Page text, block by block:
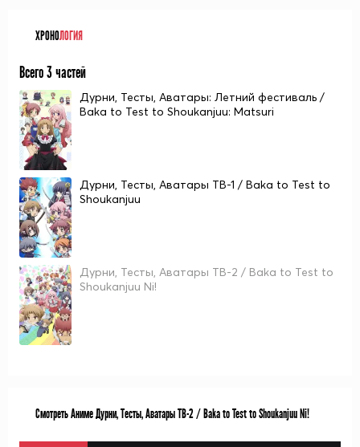
ХРОНОЛОГИЯ
Всего 3 частей
Дурни, Тесты, Аватары: Летний фестиваль /
Baka to Test to Shoukanjuu: Matsuri
Дурни, Тесты, Аватары ТВ-1 / Baka to Test to
Shoukanjuu
Дурни, Тесты, Аватары ТВ-2 / Baka to Test to
Shoukanjuu Ni!
Смотреть Аниме Дурни, Тесты, Аватары ТВ-2 / Baka to Test to Shoukanjuu Ni!